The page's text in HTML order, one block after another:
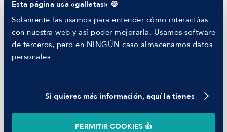
Esta página usa «galletas» 🍪
Solamente las usamos para entender cómo interactúas
con nuestra web y así poder mejorarla. Usamos software
de terceros, pero en NINGÚN caso almacenamos datos
personales.
Si quieres más información, aquí la tienes
PERMITIR COOKIES 👍
Hiring report
MANFRED
Nosotros
Código ético
Parte de guerra
Trabajar en Manfred
©2026Manfred Tech S.L.U.